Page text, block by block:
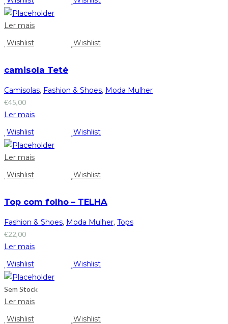
Ler mais
Wishlist
Wishlist
camisola Teté
Camisolas, Fashion & Shoes, Moda Mulher
€45,00
Ler mais
Wishlist
Wishlist
Ler mais
Wishlist
Wishlist
Top com folho – TELHA
Fashion & Shoes, Moda Mulher, Tops
€22,00
Ler mais
Wishlist
Wishlist
Sem Stock
Ler mais
Wishlist
Wishlist